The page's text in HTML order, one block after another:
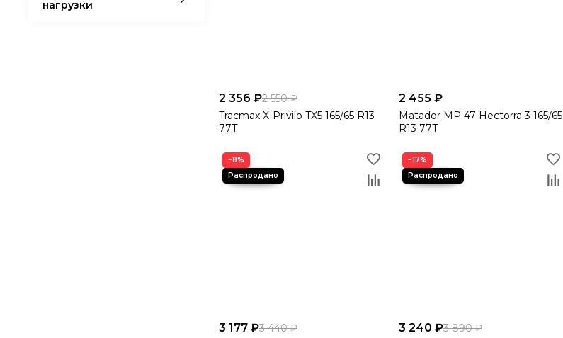
2 356 ₽2 550 ₽
Tracmax X-Privilo TX5 165/65 R13
77T
2 455 ₽
Matador MP 47 Hectorra 3 165/65
R13 77T
−8%
3 177 ₽3 440 ₽
−17%
3 240 ₽3 890 ₽
нагрузки